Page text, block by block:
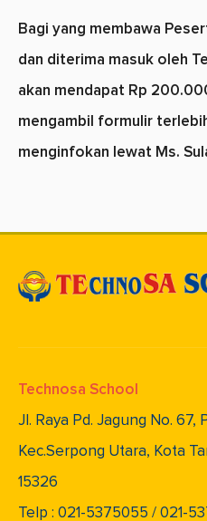
Bagi yang membawa
dan diterima masuk oleh
akan mendapat Rp
mengambil formulir
menginfokan lewat Ms.
Technosa School
Jl. Raya Pd. Jagung No. 67,
Kec.Serpong Utara, Kota
15326
Telp : 021-5375055 / 021-